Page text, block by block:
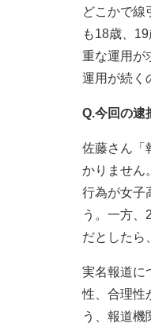
どこかで線
も18歳、
重な運用が
運用が続く
Q.今回の逮
佐藤さん「
かりません
行為が女子
う。一方
だとしたら
実名報道に
性、合理性
う、報道機